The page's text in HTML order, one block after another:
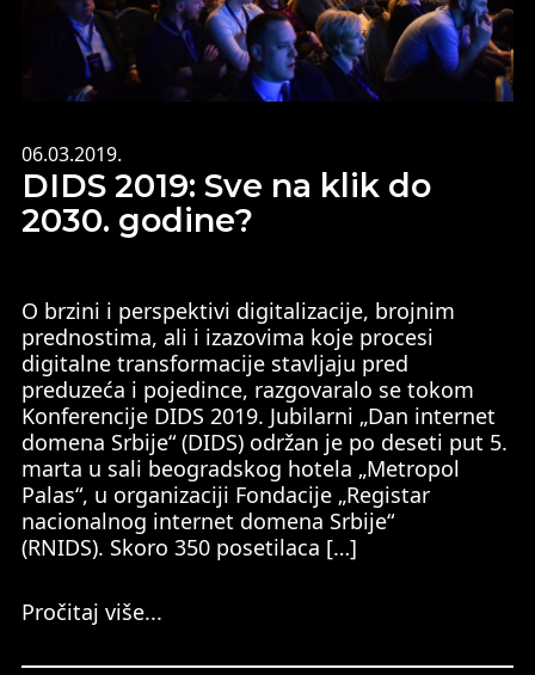
06.03.2019.
DIDS 2019: Sve na klik do
2030. godine?
O brzini i perspektivi digitalizacije, brojnim
prednostima, ali i izazovima koje procesi
digitalne transformacije stavljaju pred
preduzeća i pojedince, razgovaralo se tokom
Konferencije DIDS 2019. Jubilarni „Dan internet
domena Srbije“ (DIDS) održan je po deseti put 5.
marta u sali beogradskog hotela „Metropol
Palas“, u organizaciji Fondacije „Registar
nacionalnog internet domena Srbije“
(RNIDS). Skoro 350 posetilaca […]
Pročitaj više...